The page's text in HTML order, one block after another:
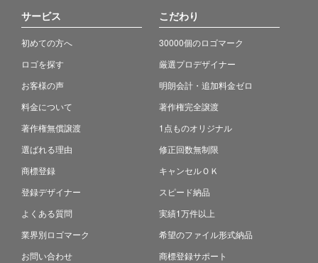
サービス
初めての方へ
ロゴを探す
お客様の声
料金について
著作権無償譲渡
選ばれる理由
商標登録
登録デザイナー
よくある質問
業界別ロゴマーク
お問い合わせ
こだわり
30000個のロゴマーク
厳選プロデザイナー
明朗会計・追加料金ゼロ
著作権完全譲渡
1点ものオリジナル
修正回数無制限
キャンセルＯＫ
スピード納品
実績1万件以上
希望のファイル形式納品
商標登録サポート